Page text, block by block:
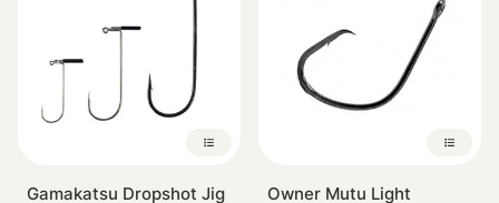
Gamakatsu Dropshot Jig
Owner Mutu Light